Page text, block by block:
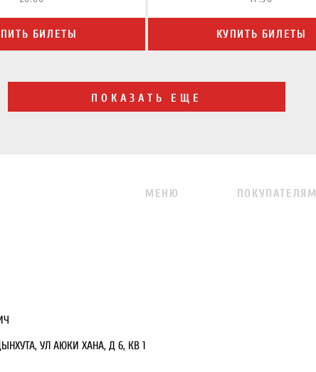
БИЛЕТЫ КУПИТЬ БИЛЕТЫ
ПОКАЗАТЬ ЕЩЕ
УЛ АЮКИ ХАНА, Д 6, КВ 1
МЕНЮ ПОКУПАТЕЛЯМ